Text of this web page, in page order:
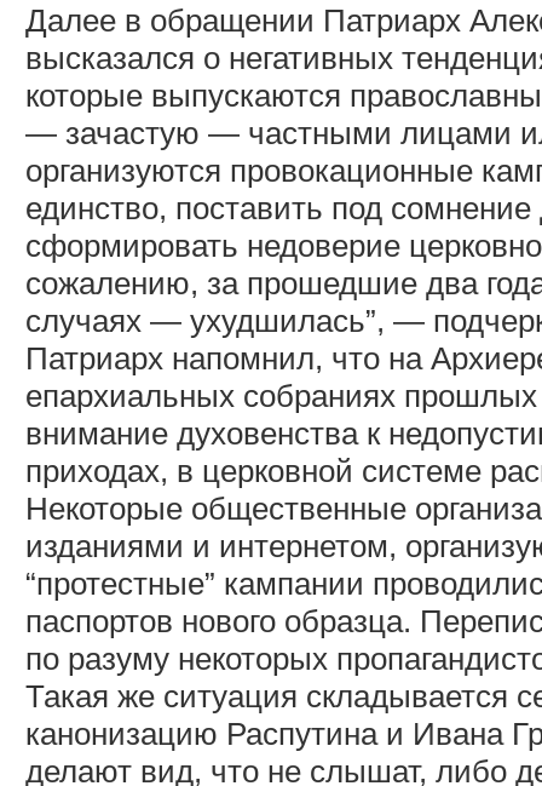
Далее в обращении Патриарх
высказался о негативных
которые выпускаются
— зачастую — частными лицами
организуются провокационные
единство, поставить под
сформировать недоверие
сожалению, за прошедшие два
случаях — ухудшилась”, —
Патриарх напомнил, что на
епархиальных собраниях прошлых
внимание духовенства к
приходах, в церковной системе
Некоторые общественные
изданиями и интернетом,
“протестные” кампании
паспортов нового образца.
по разуму некоторых
Такая же ситуация складывается
канонизацию Распутина и Ивана
делают вид, что не слышат, либо